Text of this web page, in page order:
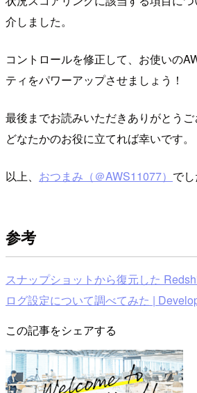
介しました。
コントロールを修正して、お使いの
ティをパワーアップさせましょう！
最後までお読みいただきありがとうご
どなたかのお役に立てれば幸いです。
以上、 おつまみ（＠AWS11077） でし
参考
スナップショットから復元した
ログ設定について調べてみた |
この記事をシェアする